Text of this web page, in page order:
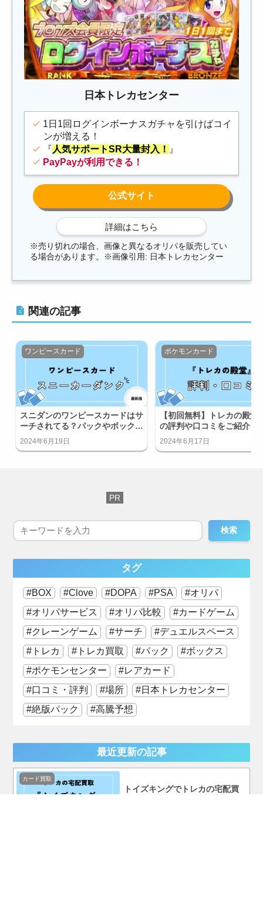
日本トレカセンター
1日1回ログインボーナスガチャを引けばコイ
ンが増える！
『 人気サポートSR大量封入！ 』
PayPayが利用できる！
※売り切れの場合、画像と異なるオリパを販売してい
る場合があります。※画像引用: 日本トレカセンター
関連の記事
スニダンのワンピースカードはサ
ーチされてる？パックやボックス
はサーチ済み？
2024年6月19日
ワンピースカード
【初回無料】トレカの殿堂
の評判や口コミをご紹介！
ードはどこ？
2024年6月17日
ポケモンカード
検索
タグ
BOX Clove DOPA PSA
オリパ
オリパサービス
オリパ比較
カードゲーム
クレーンゲーム
サーチ
デュエルスペース
トレカ
トレカ買取 パック
ボックス
ポケモンセンター
レアカード
口コミ・評判
場所
日本トレカセンター
絶版パック
高騰予想
最近更新の記事
トイズキングでトレカの宅配買
カード買取